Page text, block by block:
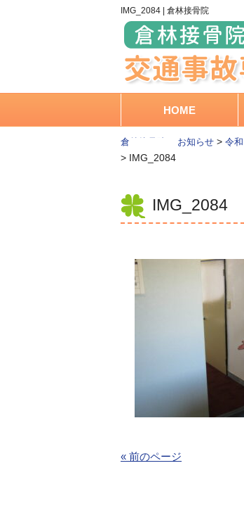
IMG_2084 | 倉林接骨院
HOME
倉林接骨院 お知らせ > 令
> IMG_2084
IMG_2084
« 前のページ